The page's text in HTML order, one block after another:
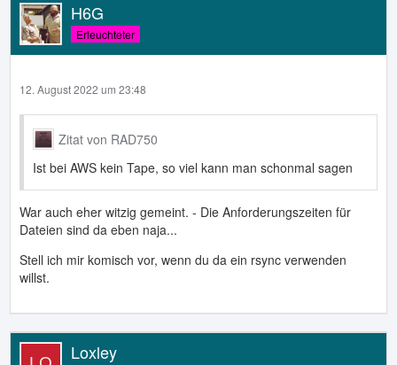
H6G
Erleuchteter
12. August 2022 um 23:48
Zitat von RAD750
Ist bei AWS kein Tape, so viel kann man schonmal sagen
War auch eher witzig gemeint. - Die Anforderungszeiten für
Dateien sind da eben naja...
Stell ich mir komisch vor, wenn du da ein rsync verwenden
willst.
Loxley